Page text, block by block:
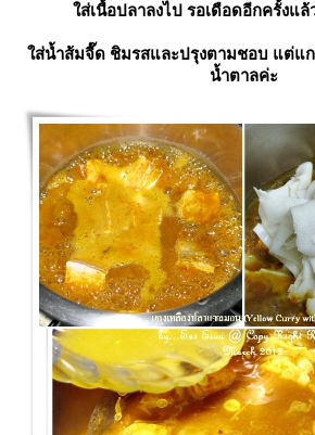
ส่เนื้อปลาลงไป รอเดือดอีกครั้งแล้
ส่น้ำส้มจี๊ด ชิมรสและปรุงตามชอบ แต่แ
น้ำตาลค่ะ